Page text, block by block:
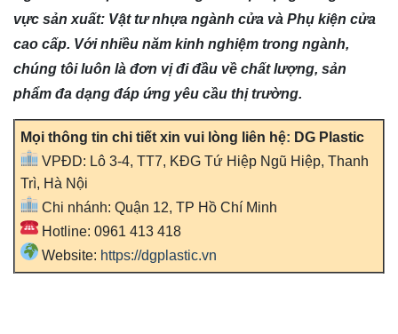
vực sản xuất: Vật tư nhựa ngành cửa và Phụ kiện cửa
cao cấp. Với nhiều năm kinh nghiệm trong ngành,
chúng tôi luôn là đơn vị đi đầu về chất lượng, sản
phẩm đa dạng đáp ứng yêu cầu thị trường.
Mọi thông tin chi tiết xin vui lòng liên hệ: DG Plastic
VPĐD: Lô 3-4, TT7, KĐG Tứ Hiệp Ngũ Hiệp, Thanh
Trì, Hà Nội
Chi nhánh: Quận 12, TP Hồ Chí Minh
Hotline: 0961 413 418
Website: https://dgplastic.vn